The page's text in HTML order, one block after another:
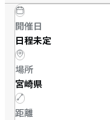
開催日
日程未定
場所
宮崎県
距離